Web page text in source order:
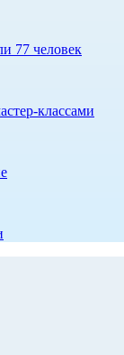
77 человек
классами